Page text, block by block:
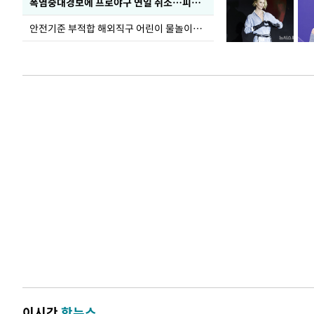
안전기준 부적합 해외직구 어린이 물놀이용품 판매 중단 요청한 서울시